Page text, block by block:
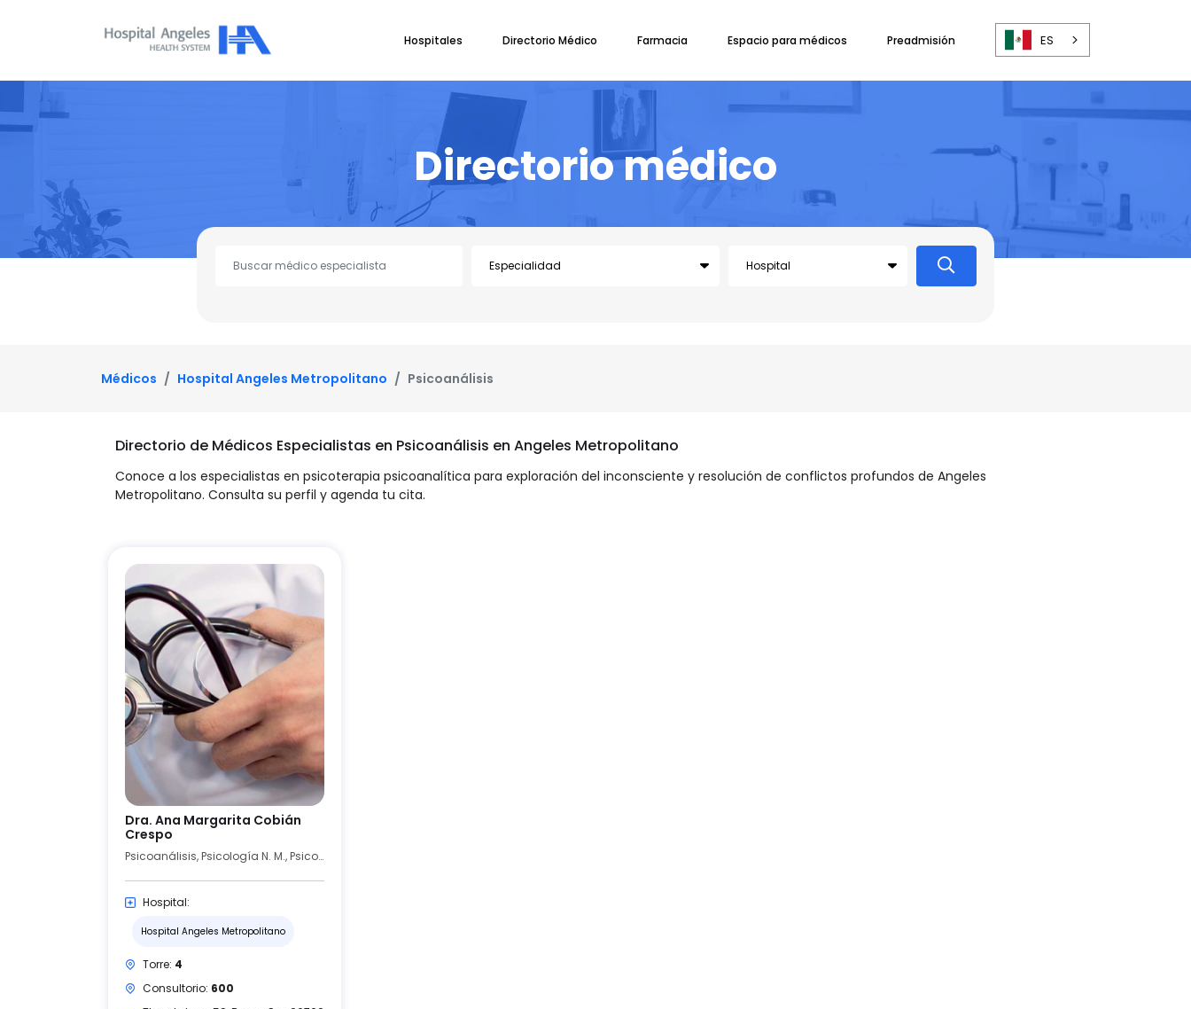
Hospitales Directorio Médico Farmacia Espacio para médicos Preadmisión ES
Directorio médico
Médicos Hospital Angeles Metropolitano Psicoanálisis
Directorio de Médicos Especialistas en Psicoanálisis en Angeles Metropolitano
Conoce a los especialistas en psicoterapia psicoanalítica para exploración del inconsciente y resolución de conflictos profundos de Angeles
Metropolitano. Consulta su perfil y agenda tu cita.
Dra. Ana Margarita Cobián
Crespo
Psicoanálisis, Psicología N. M., Psicoterapia Individual y de Pareja
Hospital:
Hospital Angeles Metropolitano
Torre: 4
Consultorio: 600